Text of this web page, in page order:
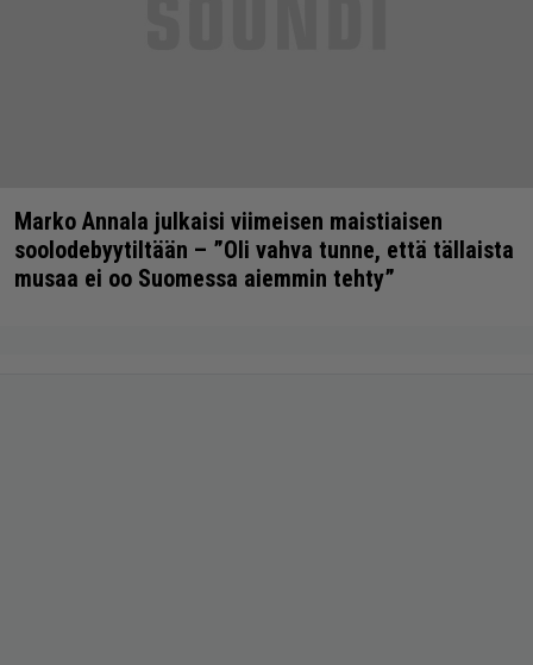
Marko Annala julkaisi viimeisen maistiaisen
soolodebyytiltään – ”Oli vahva tunne, että tällaista
musaa ei oo Suomessa aiemmin tehty”